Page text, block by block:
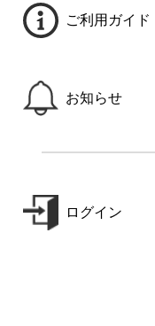
ご利用ガイド
お知らせ
ログイン